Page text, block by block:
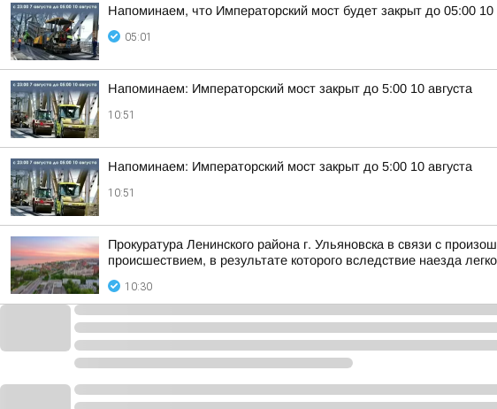
Напоминаем, что Императорский мост будет закрыт до 05:00 10
05:01
Напоминаем: Императорский мост закрыт до 5:00 10 августа
10:51
Напоминаем: Императорский мост закрыт до 5:00 10 августа
10:51
Прокуратура Ленинского района г. Ульяновска в связи с
происшествием, в результате которого вследствие наезда
10:30